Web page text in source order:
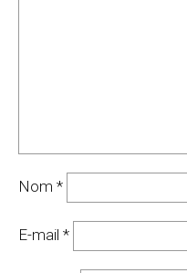
Nom *
E-mail *